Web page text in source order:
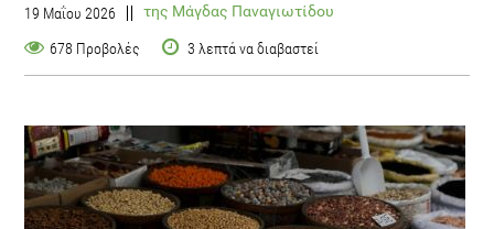
19 Μαΐου 2026 της Μάγδας Παναγιωτίδου
678 Προβολές 3 λεπτά να διαβαστεί